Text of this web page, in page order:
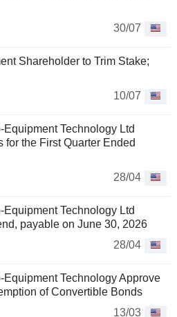
30/07
Shareholder to Trim Stake;
10/07
Technology Ltd
for the First Quarter Ended
28/04
Technology Ltd
payable on June 30, 2026
28/04
Technology Approve
of Convertible Bonds
13/03